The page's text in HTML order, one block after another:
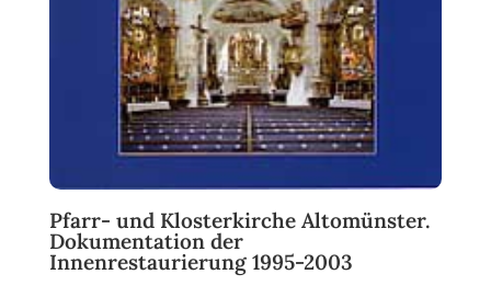
Pfarr- und Klosterkirche Altomünster.
Dokumentation der
Innenrestaurierung 1995-2003